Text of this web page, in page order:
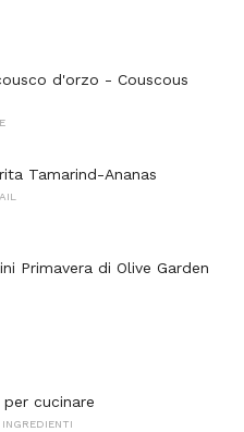
d'orzo - Couscous
Tamarind-Ananas
Primavera di Olive Garden
cucinare